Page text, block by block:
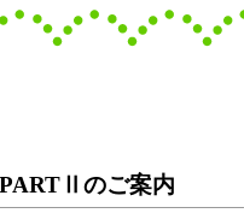
のご案内